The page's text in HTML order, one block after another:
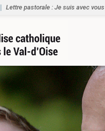
Lettre pastorale : Je suis avec vous